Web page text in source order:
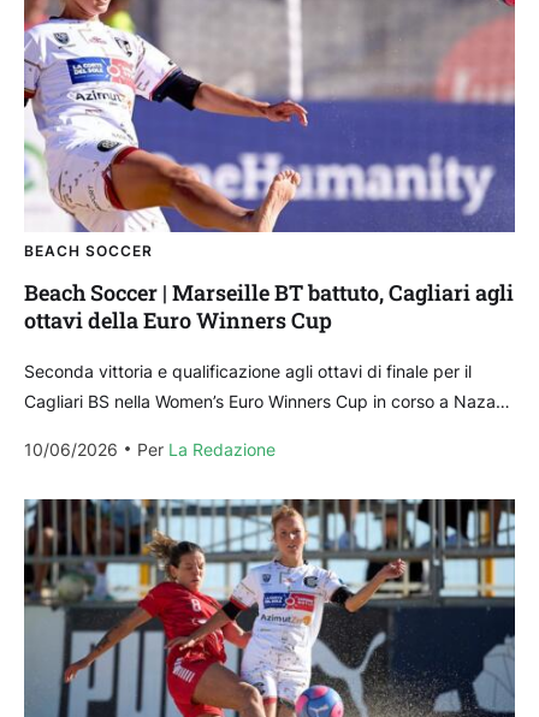
BEACH SOCCER
Beach Soccer | Marseille BT battuto, Cagliari agli
ottavi della Euro Winners Cup
Seconda vittoria e qualificazione agli ottavi di finale per il
Cagliari BS nella Women’s Euro Winners Cup in corso a Nazaré
10/06/2026
Per La Redazione